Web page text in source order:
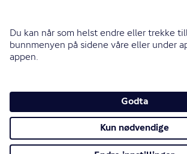
LinkedIn
Facebook
Personvern og sikkerhet
Vilkår for bruk av nettsidene
Sammenlign prisene våre med andre selskaper på